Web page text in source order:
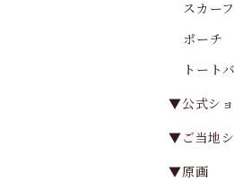
スカーフ
ポーチ
トート
▼公式ショ
▼ご当地
▼原画